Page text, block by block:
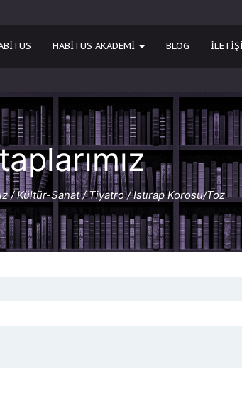
HABİTUS AKADEMİ BLOG
/Kültür-Sanat/Tiyatro/ Istırap Korosu/Toz